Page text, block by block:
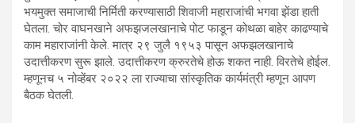
भयमुक्त समाजाची निर्मिती करण्यासाठी शिवाजी महाराजांची भगवा झेंडा हाती
घेतला. चोर वाघनखाने अफझजलखानाचे पोट फाडून कोथळा बाहेर काढण्याचे
काम महाराजांनी केले. मात्र २९ जुलै १९५३ पासून अफझलखानाचे
उदात्तीकरण सुरू झाले. उदात्तीकरण क्रुरतेचे होऊ शकत नाही. विरतेचे होईल.
म्हणूनच ५ नोव्हेंबर २०२२ ला राज्याचा सांस्कृतिक कार्यमंत्री म्हणून आपण
बैठक घेतली.